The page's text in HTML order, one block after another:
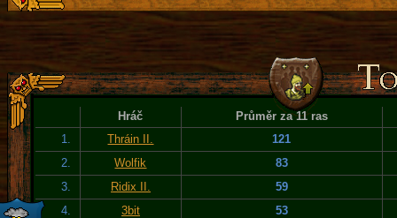
Hráč
Průměr za 11 ras
1.
Thráin II.
121
2.
Wolfik
83
3.
Ridix II.
59
4.
3bit
53